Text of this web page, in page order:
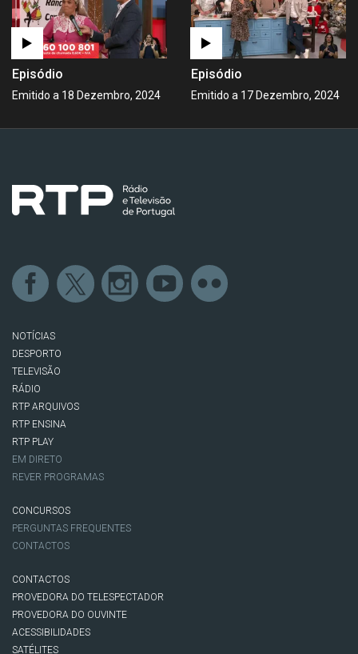
Episódio
Emitido a 18 Dezembro, 2024
Episódio
Emitido a 17 Dezembro, 2024
NOTÍCIAS
DESPORTO
TELEVISÃO
RÁDIO
RTP ARQUIVOS
RTP ENSINA
RTP PLAY
EM DIRETO
REVER PROGRAMAS
CONCURSOS
PERGUNTAS FREQUENTES
CONTACTOS
CONTACTOS
PROVEDORA DO TELESPECTADOR
PROVEDORA DO OUVINTE
ACESSIBILIDADES
SATÉLITES